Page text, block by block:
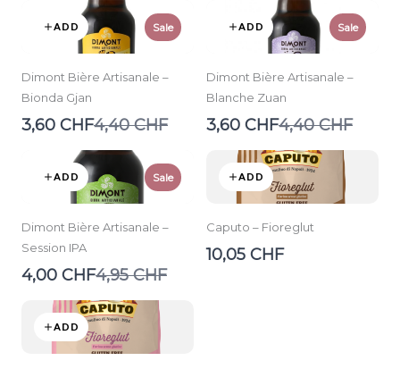
ADD Sale
Dimont Bière Artisanale –
Bionda Gjan
3,60 CHFCompare
4,40 CHF
ADD Sale
Dimont Bière Artisanale –
Blanche Zuan
3,60 CHFCompare
4,40 CHF
ADD Sale
Dimont Bière Artisanale –
Session IPA
4,00 CHFCompare
4,95 CHF
ADD
Caputo – Fioreglut
10,05 CHF
ADD